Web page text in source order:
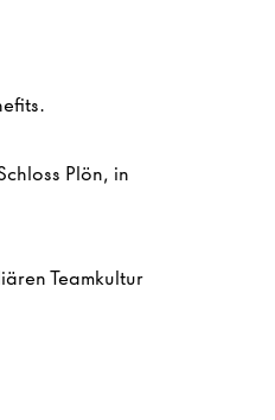
Plön, in
Teamkultur